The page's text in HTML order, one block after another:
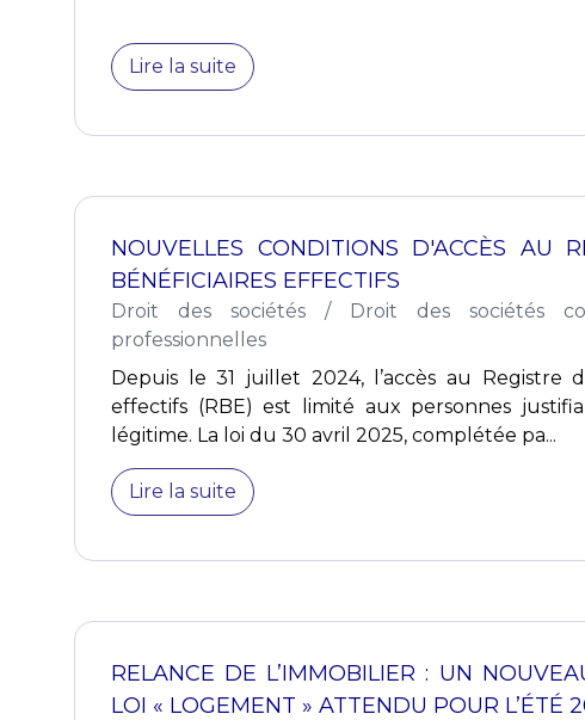
Lire la suite
NOUVELLES CONDITIONS D'ACCÈS AU
BÉNÉFICIAIRES EFFECTIFS
Droit des sociétés / Droit des sociétés
professionnelles
Depuis le 31 juillet 2024, l’accès au Registre
effectifs (RBE) est limité aux personnes
légitime. La loi du 30 avril 2025, complétée pa...
Lire la suite
RELANCE DE L’IMMOBILIER : UN
LOI « LOGEMENT » ATTENDU POUR L’ÉTÉ